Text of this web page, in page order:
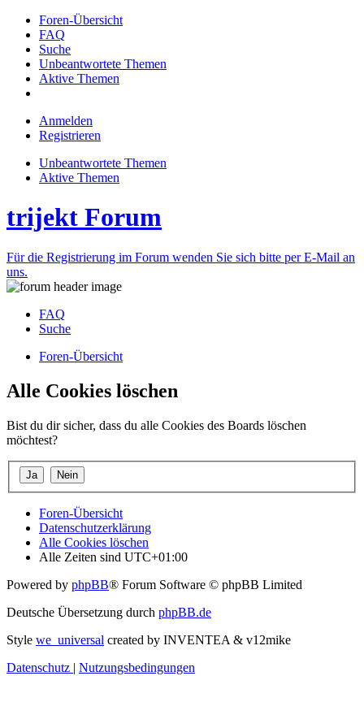
Foren-Übersicht
FAQ
Suche
Unbeantwortete Themen
Aktive Themen
Anmelden
Registrieren
Unbeantwortete Themen
Aktive Themen
trijekt Forum
Für die Registrierung im Forum wenden Sie sich bitte per E-Mail an
uns.
FAQ
Suche
Foren-Übersicht
Alle Cookies löschen
Bist du dir sicher, dass du alle Cookies des Boards löschen
möchtest?
Foren-Übersicht
Datenschutzerklärung
Alle Cookies löschen
Alle Zeiten sind UTC+01:00
Powered by phpBB® Forum Software © phpBB Limited
Deutsche Übersetzung durch phpBB.de
Style we_universal created by INVENTEA & v12mike
Datenschutz | Nutzungsbedingungen